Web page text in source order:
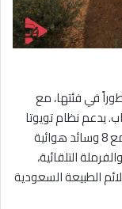
تطوراً في فئتها، مع
يدعم نظام تويوتا
للأمان Toyota Safety Sense معظم الفئات، مع 8 وسائد هوائية
التلقائية،
الطبيعة السعودية